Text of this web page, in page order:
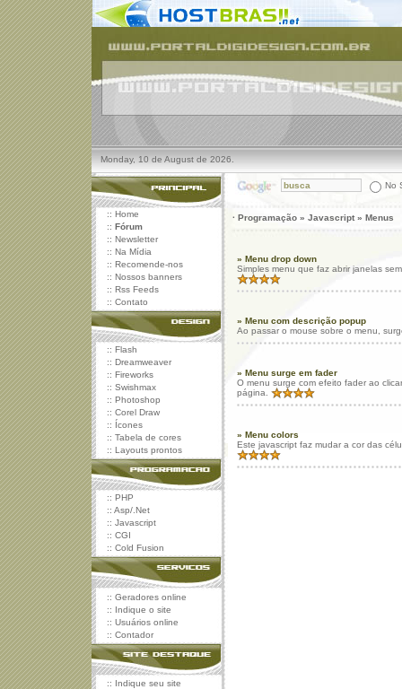
Monday, 10 de August de 2026.
No
:: Home
:: Fórum
:: Newsletter
:: Na Mídia
:: Recomende-nos
:: Nossos banners
:: Rss Feeds
:: Contato
:: Flash
:: Dreamweaver
:: Fireworks
:: Swishmax
:: Photoshop
:: Corel Draw
:: Ícones
:: Tabela de cores
:: Layouts prontos
:: PHP
:: Asp/.Net
:: Javascript
:: CGI
:: Cold Fusion
:: Geradores online
:: Indique o site
:: Usuários online
:: Contador
:: Indique seu site
· Programação » Javascript » Menus
» Menu drop down
Simples menu que faz abrir janelas
» Menu com descrição popup
Ao passar o mouse sobre o menu,
» Menu surge em fader
O menu surge com efeito fader ao
página.
» Menu colors
Este javascript faz mudar a cor das